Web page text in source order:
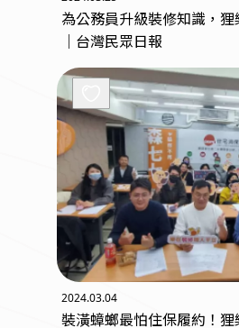
為公務員升級裝修知識，
｜台灣民眾日報
2024.03.04
裝潢蟑螂最怕住保履約！